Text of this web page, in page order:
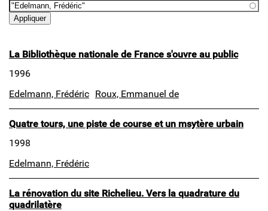
La Bibliothèque nationale de France s'ouvre au public
1996
Edelmann, Frédéric Roux, Emmanuel de
Quatre tours, une piste de course et un msytère urbain
1998
Edelmann, Frédéric
La rénovation du site Richelieu. Vers la quadrature du
quadrilatère